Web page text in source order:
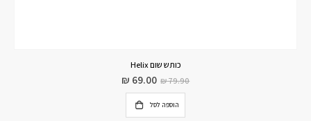
כותש שום Helix
₪79.90
₪ 69.00
הוספה לסל